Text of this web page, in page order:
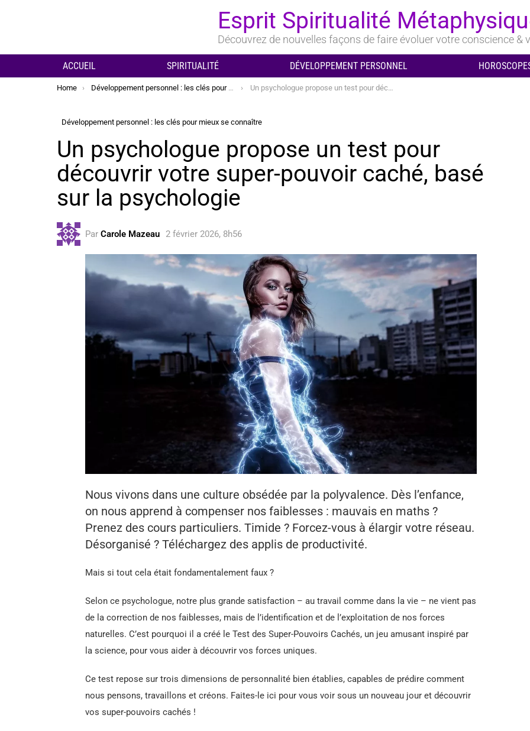
Esprit Spiritualité
Découvrez de nouvelles façons de faire évoluer votre conscience &
ACCUEIL SPIRITUALITÉ DÉVELOPPEMENT PERSONNEL
You are here:
Home Développement personnel : les clés pour mieux se connaître Un psychologue propose un test pour découvrir votre super-pouvoir caché, basé sur la psychologie
Développement personnel : les clés pour mieux se connaître
Un psychologue propose un test pour
découvrir votre super-pouvoir caché, basé
sur la psychologie
Par Carole Mazeau 2 février 2026, 8h56
Nous vivons dans une culture obsédée par la polyvalence. Dès l’enfance,
on nous apprend à compenser nos faiblesses : mauvais en maths ?
Prenez des cours particuliers. Timide ? Forcez-vous à élargir votre réseau.
Désorganisé ? Téléchargez des applis de productivité.
Mais si tout cela était fondamentalement faux ?
Selon ce psychologue, notre plus grande satisfaction – au travail comme dans la vie – ne vient pas
de la correction de nos faiblesses, mais de l’identification et de l’exploitation de nos forces
naturelles. C’est pourquoi il a créé le Test des Super-Pouvoirs Cachés, un jeu amusant inspiré par
la science, pour vous aider à découvrir vos forces uniques.
Ce test repose sur trois dimensions de personnalité bien établies, capables de prédire comment
nous pensons, travaillons et créons. Faites-le ici pour vous voir sous un nouveau jour et découvrir
vos super-pouvoirs cachés !